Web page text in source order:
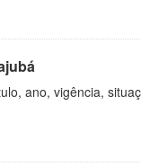
ano, vigência,